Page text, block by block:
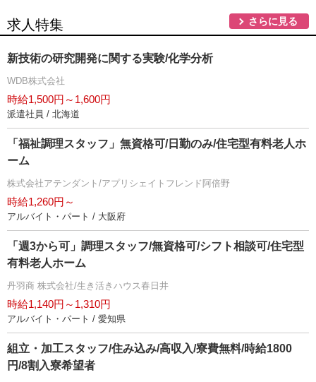
求人特集 さらに見る
新技術の研究開発に関する実験/化学分析
WDB株式会社
時給1,500円～1,600円
派遣社員 / 北海道
「福祉調理スタッフ」無資格可/日勤のみ/住宅型有料老人ホ
ーム
株式会社アテンダント/アプリシェイトフレンド阿倍野
時給1,260円～
アルバイト・パート / 大阪府
「週3から可」調理スタッフ/無資格可/シフト相談可/住宅型
有料老人ホーム
丹羽商 株式会社/生き活きハウス春日井
時給1,140円～1,310円
アルバイト・パート / 愛知県
組立・加工スタッフ/住み込み/高収入/寮費無料/時給1800
円/8割入寮希望者